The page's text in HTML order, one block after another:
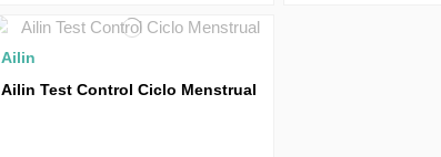
Ailin
Ailin Test Control Ciclo Menstrual